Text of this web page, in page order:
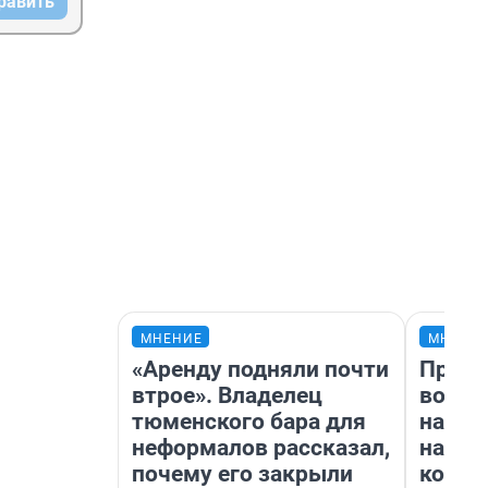
МНЕНИЕ
«Аренду подняли почти
втрое». Владелец
тюменского бара для
неформалов рассказал,
почему его закрыли
нам